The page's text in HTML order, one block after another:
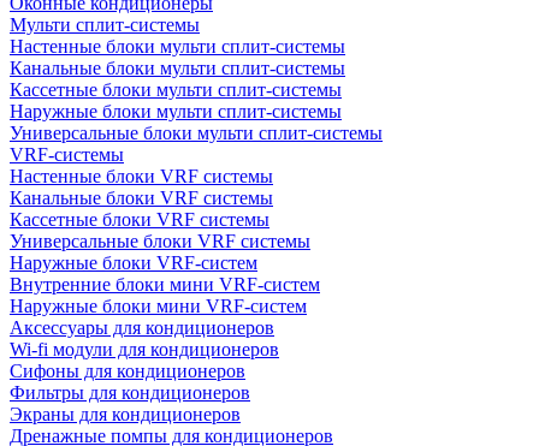
Мульти сплит-системы
Настенные блоки мульти сплит-системы
Канальные блоки мульти сплит-системы
Кассетные блоки мульти сплит-системы
Наружные блоки мульти сплит-системы
Универсальные блоки мульти сплит-системы
VRF-системы
Настенные блоки VRF системы
Канальные блоки VRF системы
Кассетные блоки VRF системы
Универсальные блоки VRF системы
Наружные блоки VRF-систем
Внутренние блоки мини VRF-систем
Наружные блоки мини VRF-систем
Аксессуары для кондиционеров
Wi-fi модули для кондиционеров
Сифоны для кондиционеров
Фильтры для кондиционеров
Экраны для кондиционеров
Дренажные помпы для кондиционеров